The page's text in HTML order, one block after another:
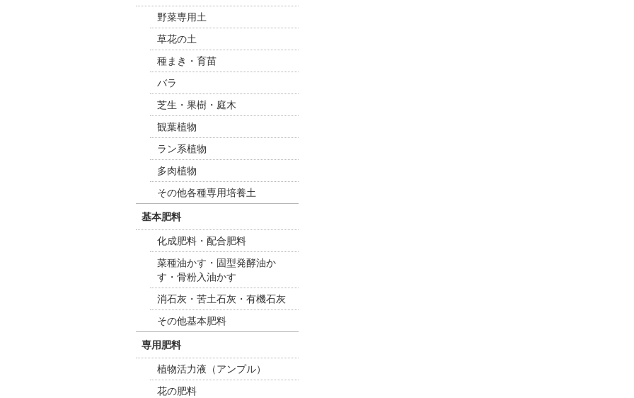
野菜専用土
草花の土
種まき・育苗
バラ
芝生・果樹・庭木
観葉植物
ラン系植物
多肉植物
その他各種専用培養土
基本肥料
化成肥料・配合肥料
菜種油かす・固型発酵油か
す・骨粉入油かす
消石灰・苦土石灰・有機石灰
その他基本肥料
専用肥料
植物活力液（アンプル）
花の肥料